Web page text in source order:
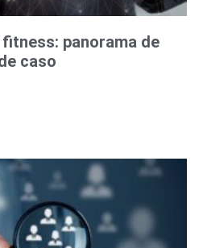
panorama de
caso